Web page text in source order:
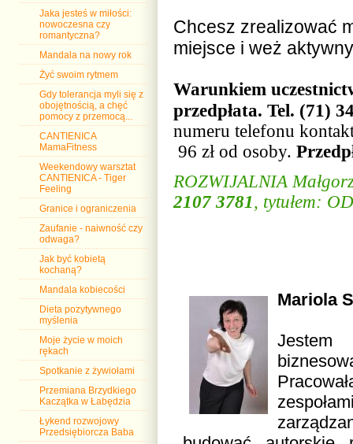
Jaka jesteś w miłości:
nowoczesna czy
romantyczna?
Mandala na nowy rok
Żyć swoim rytmem
Gdy tolerancja myli się z
obojętnością, a chęć
pomocy z przemocą...
CANTIENICA
MamaFitness
Weekendowy warsztat
CANTIENICA - Tiger
Feeling
Granice i ograniczenia
Zaufanie - naiwność czy
odwaga?
Jak być kobietą
kochaną?
Mandala kobiecości
Dieta pozytywnego
myślenia
Moje życie w moich
rękach
Spotkanie z żywiołami
Przemiana Brzydkiego
Kaczątka w Łabędzia
Łykend rozwojowy
Przedsiębiorcza Baba
Chcesz zrealizować
miejsce i weż
Warunkiem
przedpłata. Tel. (71)
numeru telefonu
96 zł od osoby.
ROZWIJALNIA
2107 3781, tytułem:
Mariola
Jestem